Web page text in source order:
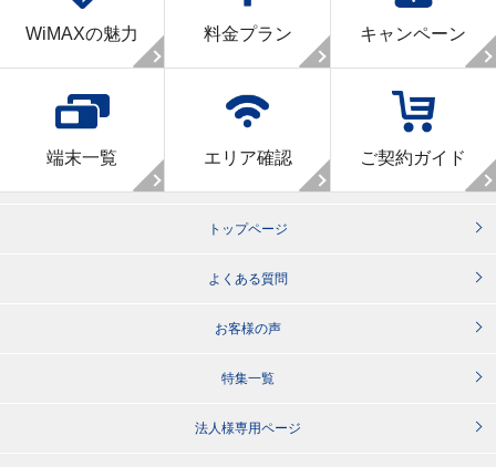
WiMAXの魅力 料金プラン キャンペーン
端末一覧 エリア確認 ご契約ガイド
トップページ
よくある質問
お客様の声
特集一覧
法人様専用ページ